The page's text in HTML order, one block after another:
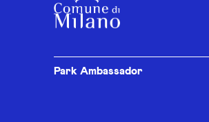
Park Ambassador